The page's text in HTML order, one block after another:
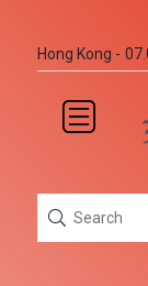
Hong Kong -